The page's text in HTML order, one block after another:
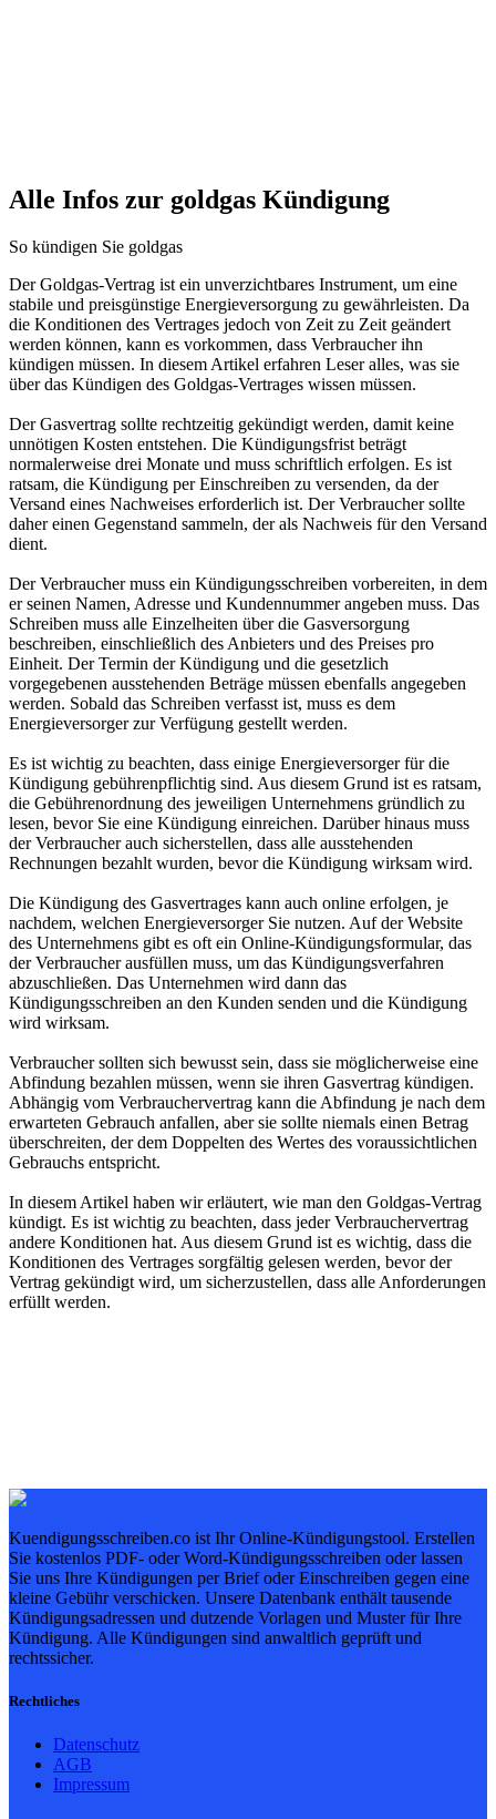
Alle Infos zur goldgas Kündigung
So kündigen Sie goldgas
Der Goldgas-Vertrag ist ein unverzichtbares Instrument, um eine
stabile und preisgünstige Energieversorgung zu gewährleisten. Da
die Konditionen des Vertrages jedoch von Zeit zu Zeit geändert
werden können, kann es vorkommen, dass Verbraucher ihn
kündigen müssen. In diesem Artikel erfahren Leser alles, was sie
über das Kündigen des Goldgas-Vertrages wissen müssen.
Der Gasvertrag sollte rechtzeitig gekündigt werden, damit keine
unnötigen Kosten entstehen. Die Kündigungsfrist beträgt
normalerweise drei Monate und muss schriftlich erfolgen. Es ist
ratsam, die Kündigung per Einschreiben zu versenden, da der
Versand eines Nachweises erforderlich ist. Der Verbraucher sollte
daher einen Gegenstand sammeln, der als Nachweis für den Versand
dient.
Der Verbraucher muss ein Kündigungsschreiben vorbereiten, in dem
er seinen Namen, Adresse und Kundennummer angeben muss. Das
Schreiben muss alle Einzelheiten über die Gasversorgung
beschreiben, einschließlich des Anbieters und des Preises pro
Einheit. Der Termin der Kündigung und die gesetzlich
vorgegebenen ausstehenden Beträge müssen ebenfalls angegeben
werden. Sobald das Schreiben verfasst ist, muss es dem
Energieversorger zur Verfügung gestellt werden.
Es ist wichtig zu beachten, dass einige Energieversorger für die
Kündigung gebührenpflichtig sind. Aus diesem Grund ist es ratsam,
die Gebührenordnung des jeweiligen Unternehmens gründlich zu
lesen, bevor Sie eine Kündigung einreichen. Darüber hinaus muss
der Verbraucher auch sicherstellen, dass alle ausstehenden
Rechnungen bezahlt wurden, bevor die Kündigung wirksam wird.
Die Kündigung des Gasvertrages kann auch online erfolgen, je
nachdem, welchen Energieversorger Sie nutzen. Auf der Website
des Unternehmens gibt es oft ein Online-Kündigungsformular, das
der Verbraucher ausfüllen muss, um das Kündigungsverfahren
abzuschließen. Das Unternehmen wird dann das
Kündigungsschreiben an den Kunden senden und die Kündigung
wird wirksam.
Verbraucher sollten sich bewusst sein, dass sie möglicherweise eine
Abfindung bezahlen müssen, wenn sie ihren Gasvertrag kündigen.
Abhängig vom Verbrauchervertrag kann die Abfindung je nach dem
erwarteten Gebrauch anfallen, aber sie sollte niemals einen Betrag
überschreiten, der dem Doppelten des Wertes des voraussichtlichen
Gebrauchs entspricht.
In diesem Artikel haben wir erläutert, wie man den Goldgas-Vertrag
kündigt. Es ist wichtig zu beachten, dass jeder Verbrauchervertrag
andere Konditionen hat. Aus diesem Grund ist es wichtig, dass die
Konditionen des Vertrages sorgfältig gelesen werden, bevor der
Vertrag gekündigt wird, um sicherzustellen, dass alle Anforderungen
erfüllt werden.
Kuendigungsschreiben.co ist Ihr Online-Kündigungstool. Erstellen
Sie kostenlos PDF- oder Word-Kündigungsschreiben oder lassen
Sie uns Ihre Kündigungen per Brief oder Einschreiben gegen eine
kleine Gebühr verschicken. Unsere Datenbank enthält tausende
Kündigungsadressen und dutzende Vorlagen und Muster für Ihre
Kündigung. Alle Kündigungen sind anwaltlich geprüft und
rechtssicher.
Rechtliches
Datenschutz
AGB
Impressum